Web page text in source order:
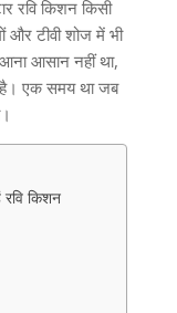
रवि किशन किसी
और टीवी शोज में भी
आसान नहीं था,
है। एक समय था जब
किशन